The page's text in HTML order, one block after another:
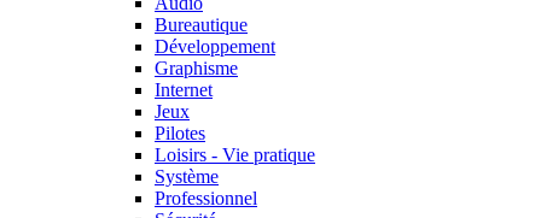
Bureautique
Développement
Graphisme
Internet
Jeux
Pilotes
Loisirs - Vie pratique
Système
Professionnel